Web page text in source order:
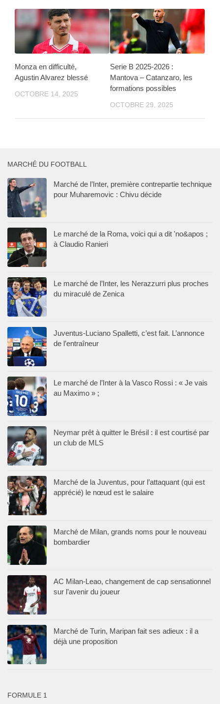
Monza en difficulté,
Agustin Alvarez blessé
OCTOBRE 14, 2025
Serie B 2025-2026 :
Mantova – Catanzaro, les
formations possibles
OCTOBRE 29, 2025
MARCHÉ DU FOOTBALL
Marché de l’Inter, première contrepartie technique
pour Muharemovic : Chivu décide
Le marché de la Roma, voici qui a dit 'no&apos ;
à Claudio Ranieri
Le marché de l’Inter, les Nerazzurri plus proches
du miraculé de Zenica
Juventus-Luciano Spalletti, c’est fait. L’annonce
de l’entraîneur
Le marché de l’Inter à la Vasco Rossi : « Je vais
au Maximo » ;
Neymar prêt à quitter le Brésil : il est courtisé par
un club de MLS
Marché de la Juventus, pour l’attaquant (qui est
apprécié) le nœud est le salaire
Marché de Milan, grands noms pour le nouveau
bombardier
AC Milan-Leao, changement de cap sensationnel
sur l’avenir du joueur
Marché de Turin, Maripan fait ses adieux : il a
déjà une proposition
FORMULE 1